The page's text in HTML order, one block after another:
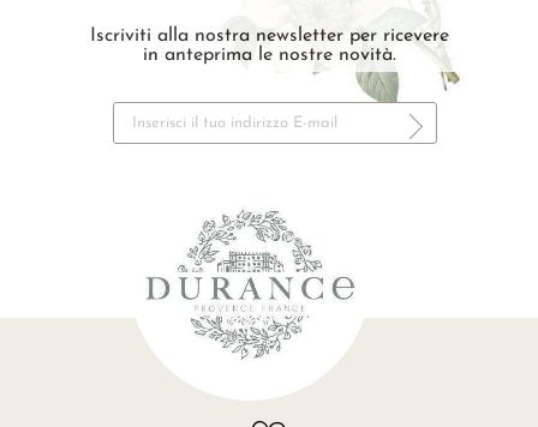
Iscriviti alla nostra newsletter per ricevere
in anteprima le nostre novità.